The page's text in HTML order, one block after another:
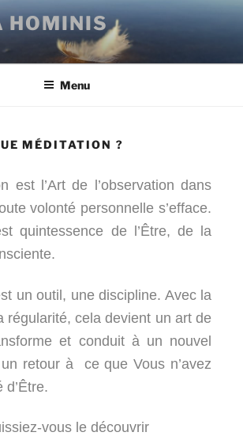
HOMINIS
Menu
MÉDITATION ?
est l’Art de l’observation dans
volonté personnelle s’efface.
quintessence de l’Être, de la
un outil, une discipline. Avec la
régularité, cela devient un art de
et conduit à un nouvel
retour à ce que Vous n’avez
d’Être.
vous le découvrir